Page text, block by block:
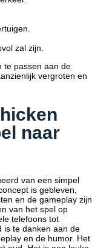
zal zijn.
te passen aan de
vergroten en
naar
van een simpel
is gebleven,
en de gameplay zijn
van het spel op
telefoons tot
is te danken aan de
en de humor. Het